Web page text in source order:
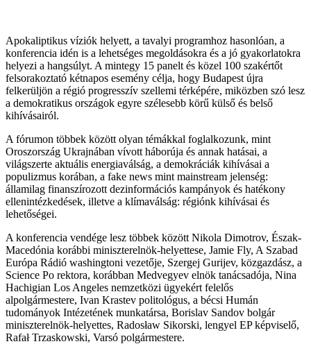
Apokaliptikus víziók helyett, a tavalyi programhoz hasonlóan, a
konferencia idén is a lehetséges megoldásokra és a jó gyakorlatokra
helyezi a hangsúlyt. A mintegy 15 panelt és közel 100 szakértőt
felsorakoztató kétnapos esemény célja, hogy Budapest újra
felkerüljön a régió progresszív szellemi térképére, miközben szó lesz
a demokratikus országok egyre szélesebb körű külső és belső
kihívásairól.
A fórumon többek között olyan témákkal foglalkozunk, mint
Oroszország Ukrajnában vívott háborúja és annak hatásai, a
világszerte aktuális energiaválság, a demokráciák kihívásai a
populizmus korában, a fake news mint mainstream jelenség:
államilag finanszírozott dezinformációs kampányok és hatékony
ellenintézkedések, illetve a klímaválság: régiónk kihívásai és
lehetőségei.
A konferencia vendége lesz többek között Nikola Dimotrov, Észak-
Macedónia korábbi miniszterelnök-helyettese, Jamie Fly, A Szabad
Európa Rádió washingtoni vezetője, Szergej Gurijev, közgazdász, a
Science Po rektora, korábban Medvegyev elnök tanácsadója, Nina
Hachigian Los Angeles nemzetközi ügyekért felelős
alpolgármestere, Ivan Krastev politológus, a bécsi Humán
tudományok Intézetének munkatársa, Borislav Sandov bolgár
miniszterelnök-helyettes, Radosław Sikorski, lengyel EP képviselő,
Rafał Trzaskowski, Varsó polgármestere.